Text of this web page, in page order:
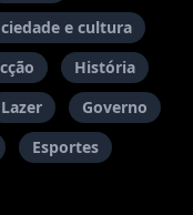
e cultura
História
Lazer
Governo
Esportes